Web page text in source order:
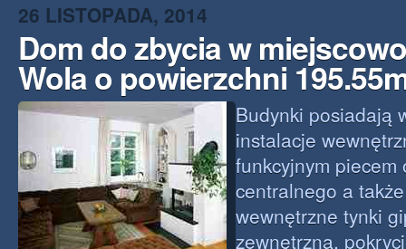
26 LISTOPADA, 2014
Dom do zbycia w
Wola o powierzchni
Budynki posiadają
instalacje
funkcyjnym piecem
centralnego a
wewnętrzne tynki
zewnętrzną,